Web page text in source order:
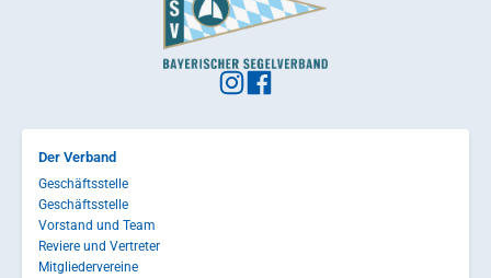
Der Verband
Geschäftsstelle
Geschäftsstelle
Vorstand und Team
Reviere und Vertreter
Mitgliedervereine